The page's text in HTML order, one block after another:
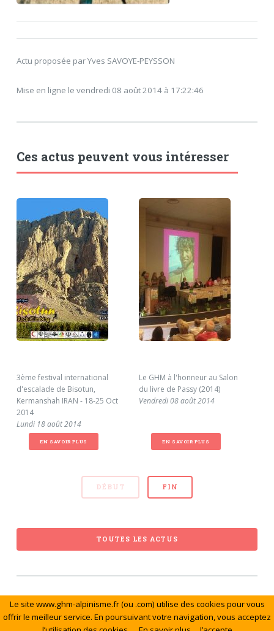
Actu proposée par Yves SAVOYE-PEYSSON
Mise en ligne le vendredi 08 août 2014 à 17:22:46
Ces actus peuvent vous intéresser
3ème festival international
d'escalade de Bisotun,
Kermanshah IRAN - 18-25 Oct
2014
Lundi 18 août 2014
EN SAVOIR PLUS
Le GHM à l'honneur au Salon
du livre de Passy (2014)
Vendredi 08 août 2014
EN SAVOIR PLUS
DÉBUT FIN
TOUTES LES ACTUS
© Le Groupe de Haute Montagne. Tous droits réservés.
Le site www.ghm-alpinisme.fr (ou .com) utilise des cookies pour vous
offrir le meilleur service. En poursuivant votre navigation, vous acceptez